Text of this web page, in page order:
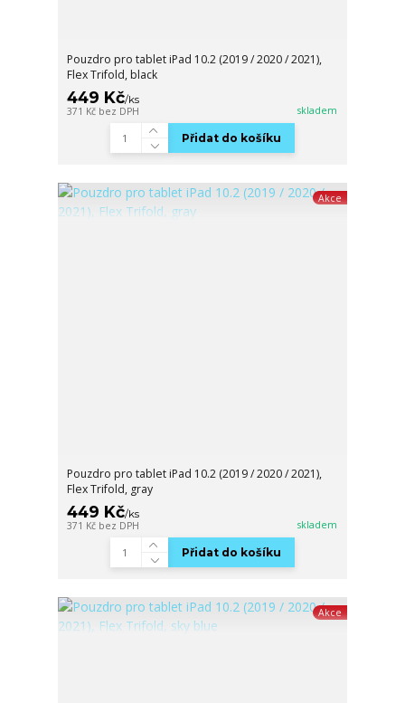
Pouzdro pro tablet iPad 10.2 (2019 / 2020 / 2021),
Flex Trifold, black
449 Kč/ks
371 Kč bez DPH skladem
Přidat do košíku
Akce
Pouzdro pro tablet iPad 10.2 (2019 / 2020 / 2021),
Flex Trifold, gray
449 Kč/ks
371 Kč bez DPH skladem
Přidat do košíku
Akce